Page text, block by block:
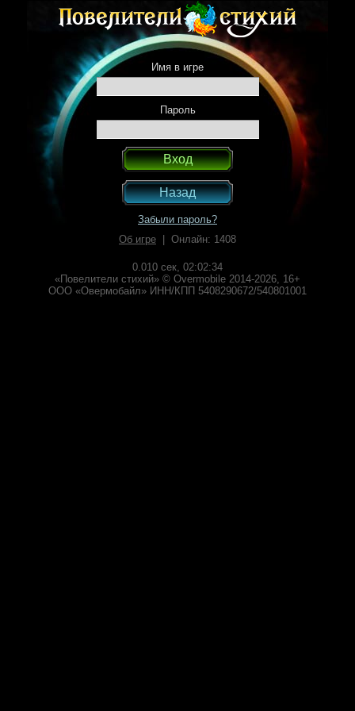
Имя в игре
Пароль
Назад
Забыли пароль?
Об игре | Онлайн: 1408
0.010 сек, 02:02:34
«Повелители стихий» © Overmobile 2014-2026, 16+
ООО «Овермобайл» ИНН/КПП 5408290672/540801001